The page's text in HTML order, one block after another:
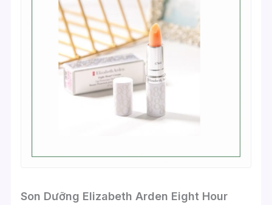
Son Dưỡng Elizabeth Arden Eight Hour